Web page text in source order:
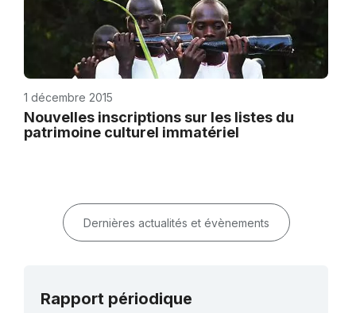
1 décembre 2015
Nouvelles inscriptions sur les listes du
patrimoine culturel immatériel
Dernières actualités et évènements
Rapport périodique